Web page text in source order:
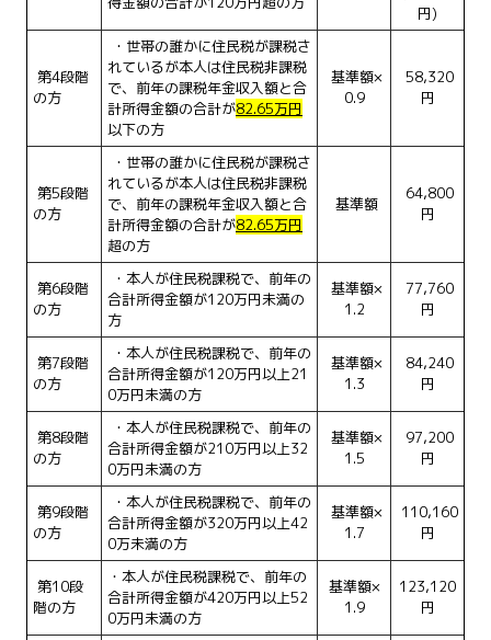
円)
第4段階
の方
・世帯の誰かに住民税が課税さ
れているが本人は住民税非課税
で、前年の課税年金収入額と合
計所得金額の合計が82.65万円
以下の方
基準額×
0.9
58,320
円
第5段階
の方
・世帯の誰かに住民税が課税さ
れているが本人は住民税非課税
で、前年の課税年金収入額と合
計所得金額の合計が82.65万円
超の方
基準額
64,800
円
第6段階
の方
・本人が住民税課税で、前年の
合計所得金額が120万円未満の
方
基準額×
1.2
77,760
円
第7段階
の方
・本人が住民税課税で、前年の
合計所得金額が120万円以上21
0万円未満の方
基準額×
1.3
84,240
円
第8段階
の方
・本人が住民税課税で、前年の
合計所得金額が210万円以上32
0万円未満の方
基準額×
1.5
97,200
円
第9段階
の方
・本人が住民税課税で、前年の
合計所得金額が320万円以上42
0万未満の方
基準額×
1.7
110,160
円
第10段
階の方
・本人が住民税課税で、前年の
合計所得金額が420万円以上52
0万円未満の方
基準額×
1.9
123,120
円